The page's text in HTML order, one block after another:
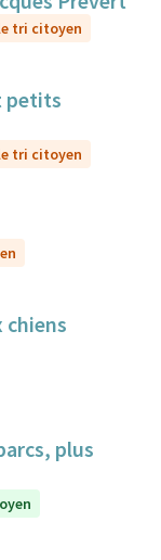
tri citoyen
petits
tri citoyen
chiens
plus